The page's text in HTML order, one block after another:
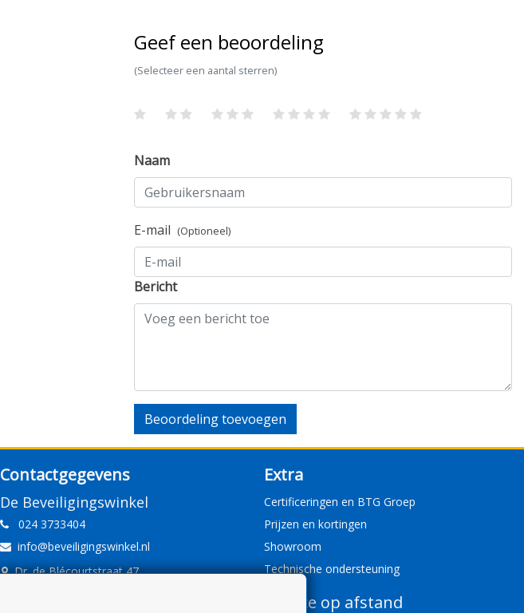
Geef een beoordeling
(Selecteer een aantal sterren)
Naam
E-mail (Optioneel)
Bericht
Beoordeling toevoegen
Contactgegevens
De Beveiligingswinkel
024 3733404
info@beveiligingswinkel.nl
Dr. de Blécourtstraat 47
Extra
Certificeringen en BTG Groep
Prijzen en kortingen
Showroom
Technische ondersteuning
Service op afstand